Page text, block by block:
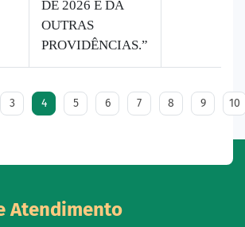
DE 2026 E DÁ
OUTRAS
PROVIDÊNCIAS.”
3 4 5 6 7 8 9 10
Atendimento